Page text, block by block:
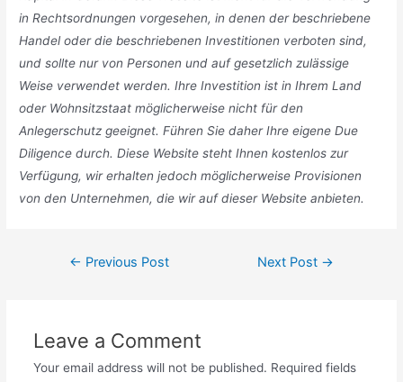
in Rechtsordnungen vorgesehen, in denen der beschriebene
Handel oder die beschriebenen Investitionen verboten sind,
und sollte nur von Personen und auf gesetzlich zulässige
Weise verwendet werden. Ihre Investition ist in Ihrem Land
oder Wohnsitzstaat möglicherweise nicht für den
Anlegerschutz geeignet. Führen Sie daher Ihre eigene Due
Diligence durch. Diese Website steht Ihnen kostenlos zur
Verfügung, wir erhalten jedoch möglicherweise Provisionen
von den Unternehmen, die wir auf dieser Website anbieten.
Post← Previous Post Next Post →
Leave a Comment
Your email address will not be published. Required fields